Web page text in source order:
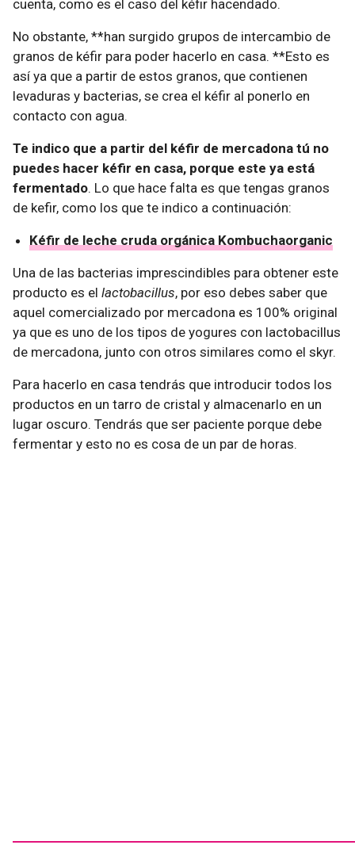
cuenta, como es el caso del kéfir hacendado.
No obstante, **han surgido grupos de intercambio de
granos de kéfir para poder hacerlo en casa. **Esto es
así ya que a partir de estos granos, que contienen
levaduras y bacterias, se crea el kéfir al ponerlo en
contacto con agua.
Te indico que a partir del kéfir de mercadona tú no
puedes hacer kéfir en casa, porque este ya está
fermentado. Lo que hace falta es que tengas granos
de kefir, como los que te indico a continuación:
Kéfir de leche cruda orgánica Kombuchaorganic
Una de las bacterias imprescindibles para obtener este
producto es el lactobacillus, por eso debes saber que
aquel comercializado por mercadona es 100% original
ya que es uno de los tipos de yogures con lactobacillus
de mercadona, junto con otros similares como el skyr.
Para hacerlo en casa tendrás que introducir todos los
productos en un tarro de cristal y almacenarlo en un
lugar oscuro. Tendrás que ser paciente porque debe
fermentar y esto no es cosa de un par de horas.